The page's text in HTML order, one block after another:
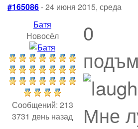
#165086- 24 июня 2015, среда
Батя
Новосёл
Сообщений: 213
3731 день назад
0
Мне